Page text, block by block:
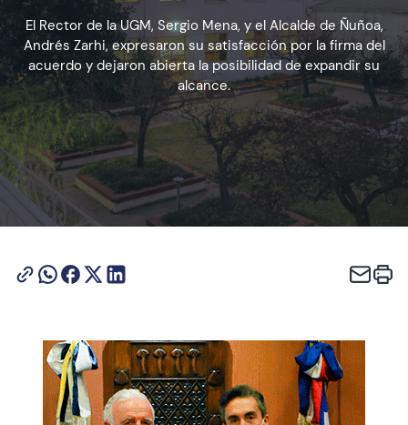
Admisión
Dirección de Desarrollo Estudiantil
Becas y Beneficios
Estudiantes
Alumni
UGM Online
Language Center
El Rector de la UGM, Sergio Mena, y el Alcalde de Ñuñoa,
Andrés Zarhi, expresaron su satisfacción por la firma del
acuerdo y dejaron abierta la posibilidad de expandir su
alcance.